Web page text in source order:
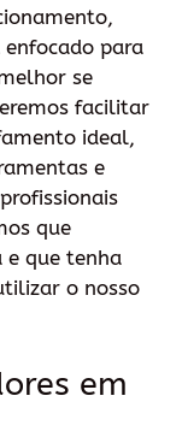
para
se
facilitar
ideal,
e
que
e que tenha
o nosso
em